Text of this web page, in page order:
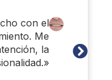
con el
Me
la